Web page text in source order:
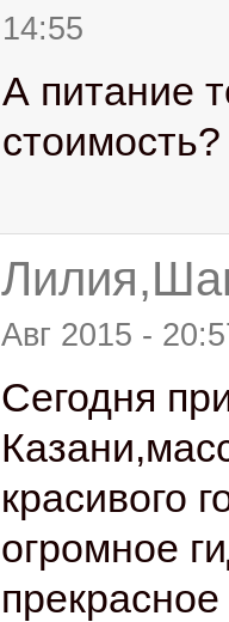
14:55
А питание
стоимость?
Авг 2015 -
Сегодня
красивого
огромное